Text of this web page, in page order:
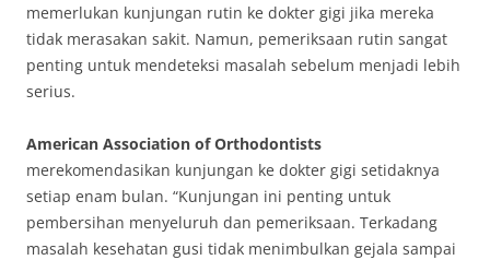
memerlukan kunjungan rutin ke dokter gigi jika mereka
tidak merasakan sakit. Namun, pemeriksaan rutin sangat
penting untuk mendeteksi masalah sebelum menjadi lebih
serius.
American Association of Orthodontists
merekomendasikan kunjungan ke dokter gigi setidaknya
setiap enam bulan. “Kunjungan ini penting untuk
pembersihan menyeluruh dan pemeriksaan. Terkadang
masalah kesehatan gusi tidak menimbulkan gejala sampai